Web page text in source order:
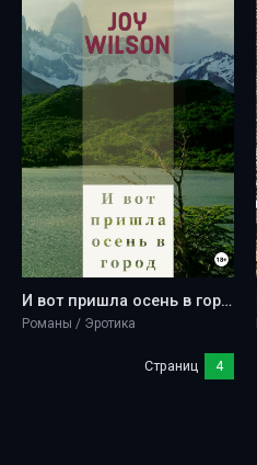
И вот пришла осень в город… - Joy Wilson
Романы / Эротика
Страниц 4